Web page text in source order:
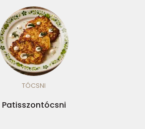
TÓCSNI
Patisszontócsni